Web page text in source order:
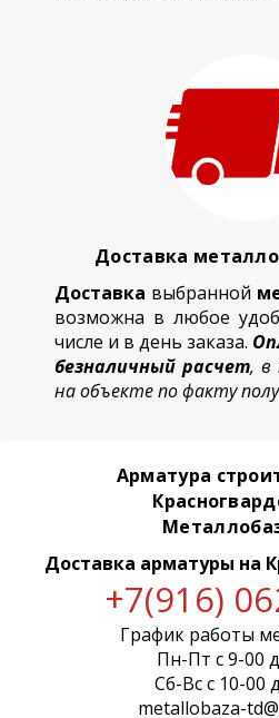
Доставка
Доставка выбранной
возможна в любое
числе и в день заказа.
безналичный расчет, в
на объекте по факту
Арматура
Доставка арматуры на
+7(916)
График работы
Пн-Пт с 9-00
Сб-Вс с 10-00
metallobaza-